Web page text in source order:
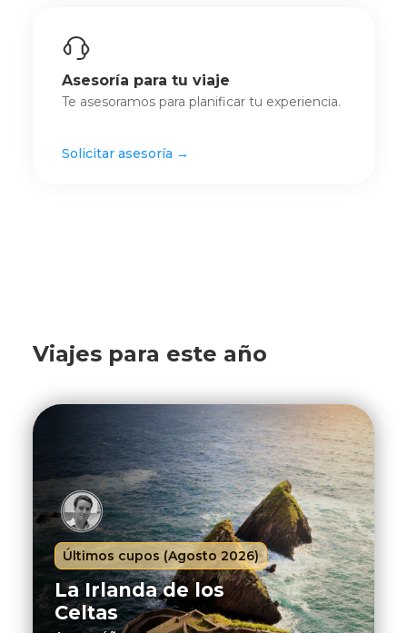
Asesoría para tu viaje
Te asesoramos para planificar tu experiencia.
Solicitar asesoría →
Viajes para este año
Últimos cupos (Agosto 2026)
La Irlanda de los
Celtas